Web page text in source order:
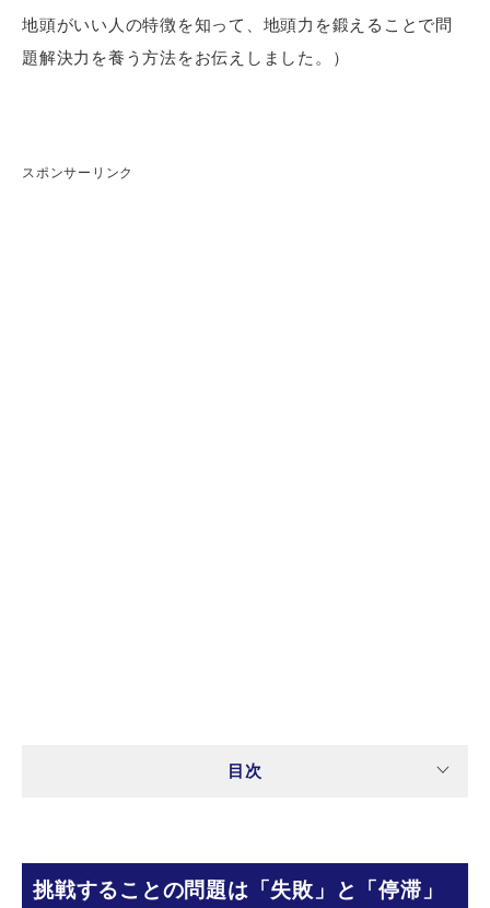
地頭がいい人の特徴を知って、地頭力を鍛えることで問
題解決力を養う方法をお伝えしました。）
スポンサーリンク
目次
挑戦することの問題は「失敗」と「停滞」